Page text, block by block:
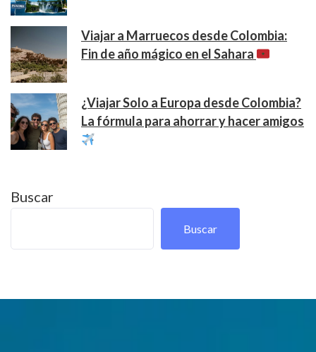
Viajar a Marruecos desde Colombia:
Fin de año mágico en el Sahara
¿Viajar Solo a Europa desde Colombia?
La fórmula para ahorrar y hacer amigos
Buscar
Buscar